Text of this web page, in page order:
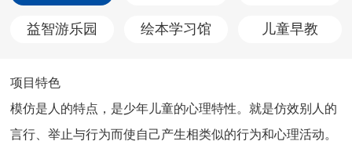
益智游乐园 绘本学习馆 儿童早教
项目特色
模仿是人的特点，是少年儿童的心理特性。就是仿效别人的
言行、举止与行为而使自己产生相类似的行为和心理活动。